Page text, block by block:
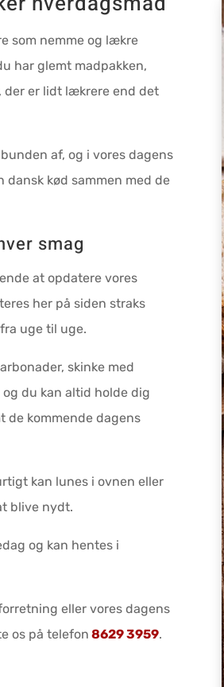
som nemme og lækre
har glemt madpakken,
der er lidt lækrere end det
af, og i vores dagens
kød sammen med de
smag
at opdatere vores
her på siden straks
uge til uge.
skinke med
du kan altid holde dig
de kommende dagens
kan lunes i ovnen eller
blive nydt.
og kan hentes i
eller vores dagens
os på telefon 8629 3959.